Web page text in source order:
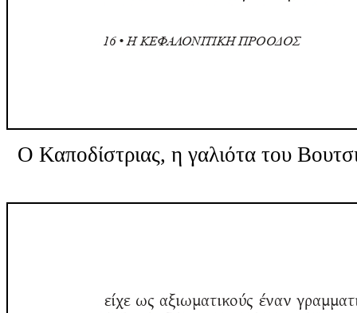
Ο Καποδίστριας, η γαλιότα του